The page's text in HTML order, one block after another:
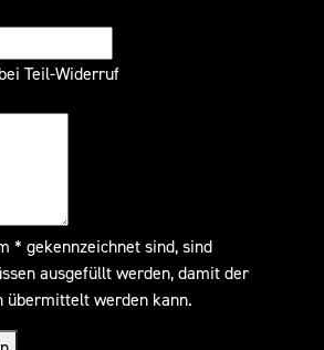
Teil-Widerruf
* gekennzeichnet sind, sind
ausgefüllt werden, damit der
werden kann.